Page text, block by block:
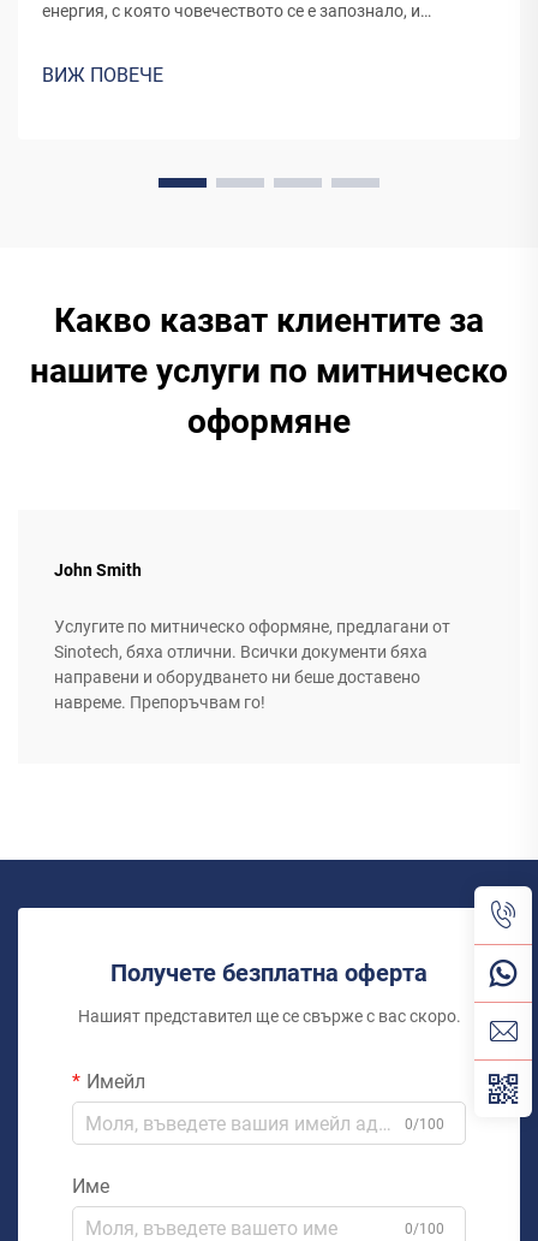
енергия, с която човечеството се е запознало, и
турбини или панели за слънчева енергия преобразуват в
ВИЖ ПОВЕЧЕ
Какво казват клиентите за
нашите услуги по митническо
оформяне
John Smith
Услугите по митническо оформяне, предлагани от
Sinotech, бяха отлични. Всички документи бяха
направени и оборудването ни беше доставено
навреме. Препоръчвам го!
Получете безплатна оферта
Нашият представител ще се свърже с вас скоро.
Имейл
0/100
Име
0/100